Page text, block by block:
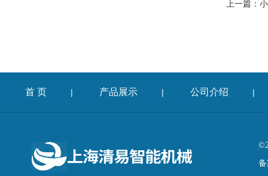
上一篇：
首 页 | 产品展示 | 公司介绍 |
备